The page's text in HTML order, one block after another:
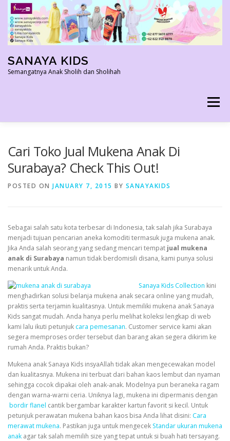
Skip
content
SANAYA KIDS
Semangatnya Anak Sholih dan Sholihah
Menu
Cari Toko Jual Mukena Anak Di
Surabaya? Check This Out!
POSTED ON JANUARY 7, 2015 BY SANAYAKIDS
Sebagai salah satu kota terbesar di Indonesia, tak salah jika Surabaya
menjadi tujuan pencarian aneka komoditi termasuk juga mukena anak.
Jika Anda salah seorang yang sedang mencari tempat jual mukena
anak di Surabaya namun tidak berdomisili disana, kami punya solusi
menarik untuk Anda.
Sanaya Kids Collection kini
menghadirkan solusi belanja mukena anak secara online yang mudah,
praktis serta terjamin kualitasnya. Untuk memiliki mukena anak Sanaya
Kids sangat mudah. Anda hanya perlu melihat koleksi lengkap di web
kami lalu ikuti petunjuk cara pemesanan. Customer service kami akan
segera memproses order tersebut dan barang akan segera dikirim ke
rumah Anda. Praktis bukan?
Mukena anak Sanaya Kids insyaAllah tidak akan mengecewakan model
dan kualitasnya. Mukena ini terbuat dari bahan kaos lembut dan nyaman
sehingga cocok dipakai oleh anak-anak. Modelnya pun beraneka ragam
dengan warna-warni ceria. Uniknya lagi, mukena ini dipermanis dengan
bordir flanel cantik bergambar karakter kartun favorit si kecil. Untuk
petunjuk perawatan mukena bahan kaos bisa Anda lihat disini: Cara
merawat mukena. Pastikan juga untuk mengecek Standar ukuran mukena
anak agar tak salah memilih size yang tepat untuk si buah hati tersayang.